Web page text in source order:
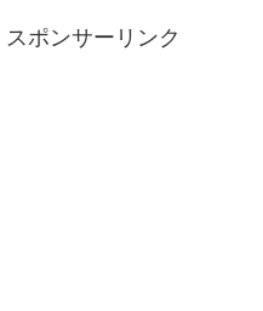
スポンサーリンク